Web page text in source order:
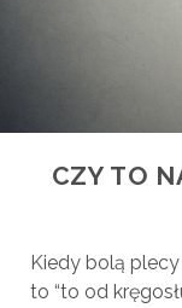
CZY TO
Kiedy bolą
to “to od